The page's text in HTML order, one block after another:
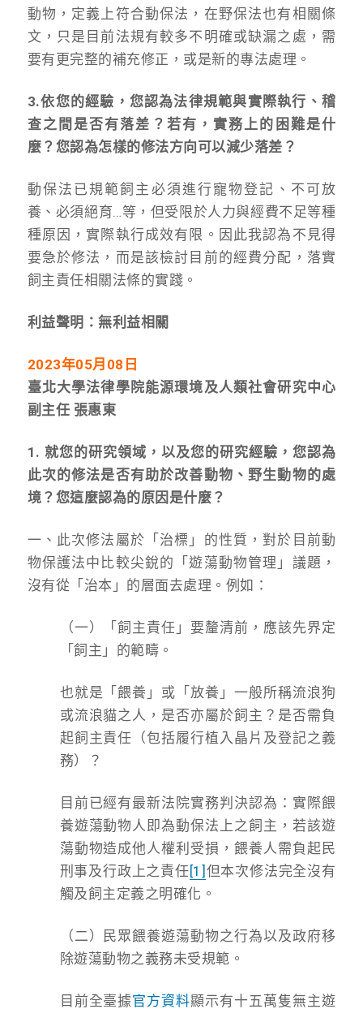
動物，定義上符合動保法，在野保法也有相關條
文，只是目前法規有較多不明確或缺漏之處，需
要有更完整的補充修正，或是新的專法處理。
3.依您的經驗，您認為法律規範與實際執行、稽
查之間是否有落差？若有，實務上的困難是什
麼？您認為怎樣的修法方向可以減少落差？
動保法已規範飼主必須進行寵物登記、不可放
養、必須絕育…等，但受限於人力與經費不足等種
種原因，實際執行成效有限。因此我認為不見得
要急於修法，而是該檢討目前的經費分配，落實
飼主責任相關法條的實踐。
利益聲明：無利益相關
2023年05月08日
臺北大學法律學院能源環境及人類社會研究中心
副主任 張惠東
1. 就您的研究領域，以及您的研究經驗，您認為
此次的修法是否有助於改善動物、野生動物的處
境？您這麼認為的原因是什麼？
一、此次修法屬於「治標」的性質，對於目前動
物保護法中比較尖銳的「遊蕩動物管理」議題，
沒有從「治本」的層面去處理。例如：
（一）「飼主責任」要釐清前，應該先界定
「飼主」的範疇。
也就是「餵養」或「放養」一般所稱流浪狗
或流浪貓之人，是否亦屬於飼主？是否需負
起飼主責任（包括履行植入晶片及登記之義
務）？
目前已經有最新法院實務判決認為：實際餵
養遊蕩動物人即為動保法上之飼主，若該遊
蕩動物造成他人權利受損，餵養人需負起民
刑事及行政上之責任[1] 但本次修法完全沒有
觸及飼主定義之明確化。
（二）民眾餵養遊蕩動物之行為以及政府移
除遊蕩動物之義務未受規範。
目前全臺據官方資料顯示有十五萬隻無主遊